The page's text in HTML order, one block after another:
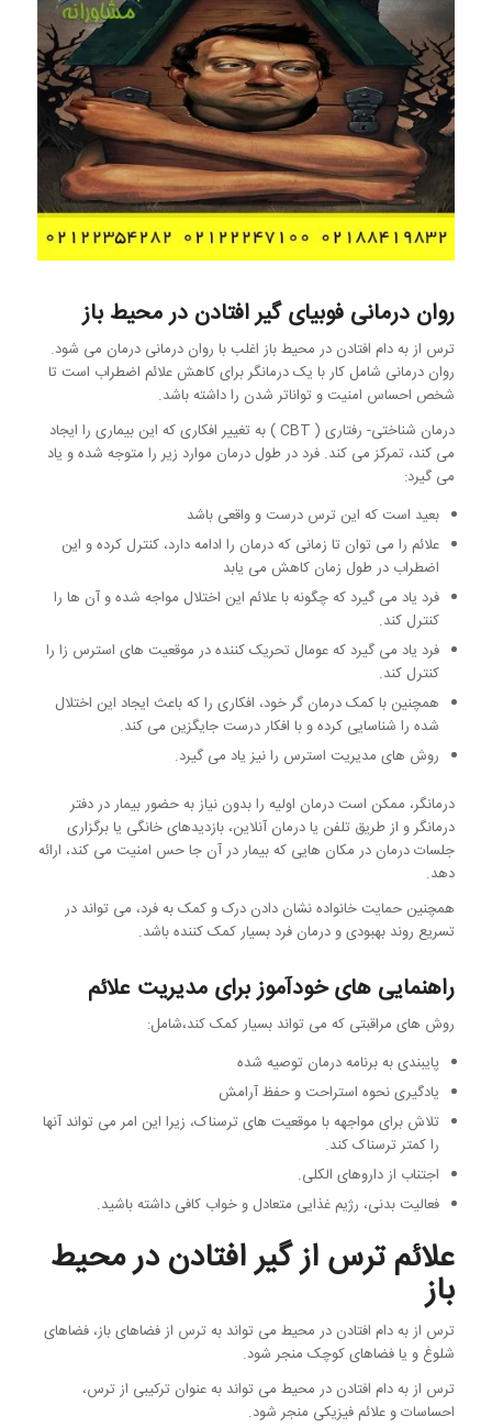
روان درمانی فوبیای گیر افتادن در محیط باز
ترس از به دام افتادن در محیط باز اغلب با روان درمانی درمان می شود.
روان درمانی شامل کار با یک درمانگر برای کاهش علائم اضطراب است تا
شخص احساس امنیت و تواناتر شدن را داشته باشد.
درمان شناختی- رفتاری ( CBT ) به تغییر افکاری که این بیماری را ایجاد
می کند، تمرکز می کند. فرد در طول درمان موارد زیر را متوجه شده و یاد
می گیرد:
بعید است که این ترس درست و واقعی باشد
علائم را می توان تا زمانی که درمان را ادامه دارد، کنترل کرده و این
اضطراب در طول زمان کاهش می یابد
فرد یاد می گیرد که چگونه با علائم این اختلال مواجه شده و آن ها را
کنترل کند.
فرد یاد می گیرد که عومال تحریک کننده در موقعیت های استرس زا را
کنترل کند.
همچنین با کمک درمان گر خود، افکاری را که باعث ایجاد این اختلال
شده را شناسایی کرده و با افکار درست جایگزین می کند.
روش های مدیریت استرس را نیز یاد می گیرد.
درمانگر، ممکن است درمان اولیه را بدون نیاز به حضور بیمار در دفتر
درمانگر و از طریق تلفن یا درمان آنلاین، بازدیدهای خانگی یا برگزاری
جلسات درمان در مکان هایی که بیمار در آن جا حس امنیت می کند، ارائه
دهد.
همچنین حمایت خانواده نشان دادن درک و کمک به فرد، می تواند در
تسریع روند بهبودی و درمان فرد بسیار کمک کننده باشد.
راهنمایی های خودآموز برای مدیریت علائم
روش های مراقبتی که می تواند بسیار کمک کند،شامل:
پایبندی به برنامه درمان توصیه شده
یادگیری نحوه استراحت و حفظ آرامش
تلاش برای مواجهه با موقعیت های ترسناک، زیرا این امر می تواند آنها
را کمتر ترسناک کند.
اجتناب از داروهای الکلی.
فعالیت بدنی، رژیم غذایی متعادل و خواب کافی داشته باشید.
علائم ترس از گیر افتادن در محیط
باز
ترس از به دام افتادن در محیط می تواند به ترس از فضاهای باز، فضاهای
شلوغ و یا فضاهای کوچک منجر شود.
ترس از به دام افتادن در محیط می تواند به عنوان ترکیبی از ترس،
احساسات و علائم فیزیکی منجر شود.